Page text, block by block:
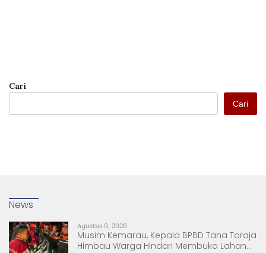
Cari
Cari
News
Agustus 9, 2026
Musim Kemarau, Kepala BPBD Tana Toraja
Himbau Warga Hindari Membuka Lahan